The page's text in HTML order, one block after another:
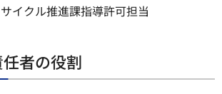
イクル推進課指導許可担当
者の役割